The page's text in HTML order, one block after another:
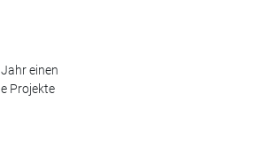
einen
Projekte